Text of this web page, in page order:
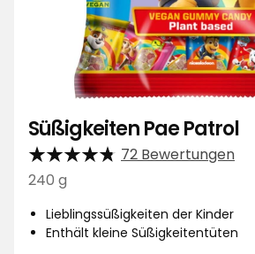
Süßigkeiten Pae Patrol
72 Bewertungen
240 g
Lieblingssüßigkeiten der Kinder
Enthält kleine Süßigkeitentüten